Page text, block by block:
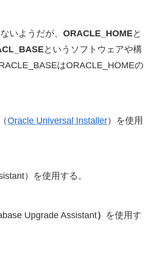
いようだが、 ORACLE_HOMEと
というソフトウェアや構
はORACLE_HOMEの
（Oracle Universal Installer）を使用
）を使用する。
Upgrade Assistant） を使用す